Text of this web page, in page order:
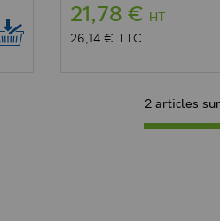
21,78 € HT
26,14 € TTC
2 articles sur